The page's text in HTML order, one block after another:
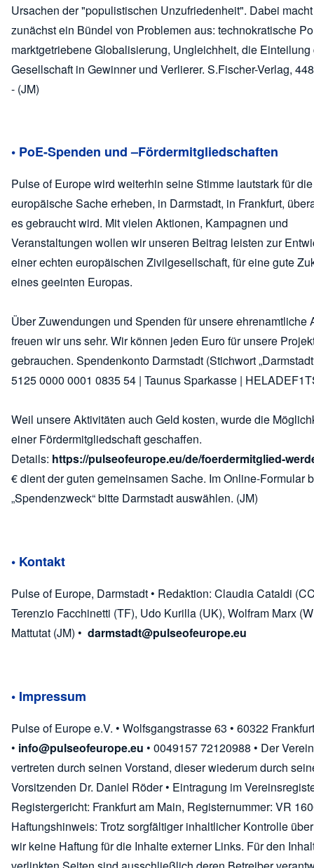
Ursachen der "populistischen Unzufriedenheit". Dabei
zunächst ein Bündel von Problemen aus: technokratische
marktgetriebene Globalisierung, Ungleichheit, die Einteilung
Gesellschaft in Gewinner und Verlierer. S.Fischer-Verlag,
- (JM)
• PoE-Spenden und –Fördermitgliedschaften
Pulse of Europe wird weiterhin seine Stimme lautstark für die
europäische Sache erheben, in Darmstadt, in Frankfurt,
es gebraucht wird. Mit vielen Aktionen, Kampagnen und
Veranstaltungen wollen wir unseren Beitrag leisten zur
einer echten europäischen Zivilgesellschaft, für eine gute
eines geeinten Europas.
Über Zuwendungen und Spenden für unsere ehrenamtliche
freuen wir uns sehr. Wir können jeden Euro für unsere
gebrauchen. Spendenkonto Darmstadt (Stichwort
5125 0000 0001 0835 54 | Taunus Sparkasse |
Weil unsere Aktivitäten auch Geld kosten, wurde die
einer Fördermitgliedschaft geschaffen.
Details: https://pulseofeurope.eu/de/foerdermitglied-
€ dient der guten gemeinsamen Sache. Im Online-Formular
„Spendenzweck“ bitte Darmstadt auswählen. (JM)
• Kontakt
Pulse of Europe, Darmstadt • Redaktion: Claudia Cataldi
Terenzio Facchinetti (TF), Udo Kurilla (UK), Wolfram Marx
Mattutat (JM) • darmstadt@pulseofeurope.eu
• Impressum
Pulse of Europe e.V. • Wolfsgangstrasse 63 • 60322 Frankfurt
• info@pulseofeurope.eu • 0049157 72120988 • Der
vertreten durch seinen Vorstand, dieser wiederum durch
Vorsitzenden Dr. Daniel Röder • Eintragung im
Registergericht: Frankfurt am Main, Registernummer: VR
Haftungshinweis: Trotz sorgfältiger inhaltlicher Kontrolle
wir keine Haftung für die Inhalte externer Links. Für den